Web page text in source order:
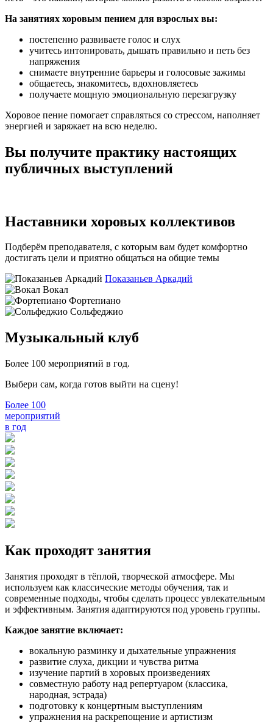
На занятиях хоровым пением для взрослых вы:
постепенно развиваете голос и слух
учитесь интонировать, дышать правильно и петь без
напряжения
снимаете внутренние барьеры и голосовые зажимы
общаетесь, знакомитесь, вдохновляетесь
получаете мощную эмоциональную перезагрузку
Хоровое пение помогает справляться со стрессом, наполняет
энергией и заряжает на всю неделю.
Вы получите практику настоящих
публичных выступлений
Наставники хоровых коллективов
Подберём преподавателя, с которым вам будет комфортно
достигать цели и приятно общаться на общие темы
Показаньев Аркадий
Вокал
Фортепиано
Сольфеджио
Музыкальный клуб
Более 100 мероприятий в год.
Выбери сам, когда готов выйти на сцену!
Более 100
мероприятий
в год
Как проходят занятия
Занятия проходят в тёплой, творческой атмосфере. Мы
используем как классические методы обучения, так и
современные подходы, чтобы сделать процесс увлекательным
и эффективным. Занятия адаптируются под уровень группы.
Каждое занятие включает:
вокальную разминку и дыхательные упражнения
развитие слуха, дикции и чувства ритма
изучение партий в хоровых произведениях
совместную работу над репертуаром (классика,
народная, эстрада)
подготовку к концертным выступлениям
упражнения на раскрепощение и артистизм